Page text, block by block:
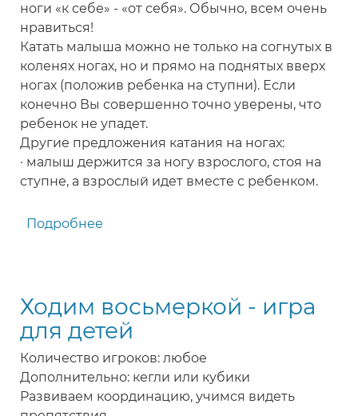
ноги «к себе» - «от себя». Обычно, всем очень
нравиться!
Катать малыша можно не только на согнутых в
коленях ногах, но и прямо на поднятых вверх
ногах (положив ребенка на ступни). Если
конечно Вы совершенно точно уверены, что
ребенок не упадет.
Другие предложения катания на ногах:
· малыш держится за ногу взрослого, стоя на
ступне, а взрослый идет вместе с ребенком.
Подробнее
-
игра
для
детей
Ходим восьмеркой - игра
для детей
Количество игроков: любое
Дополнительно: кегли или кубики
Развиваем координацию, учимся видеть